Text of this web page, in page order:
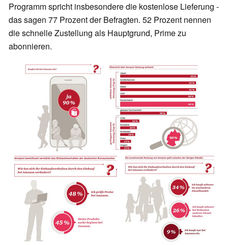
Programm spricht insbesondere die kostenlose Lieferung -
das sagen 77 Prozent der Befragten. 52 Prozent nennen
die schnelle Zustellung als Hauptgrund, Prime zu
abonnieren.